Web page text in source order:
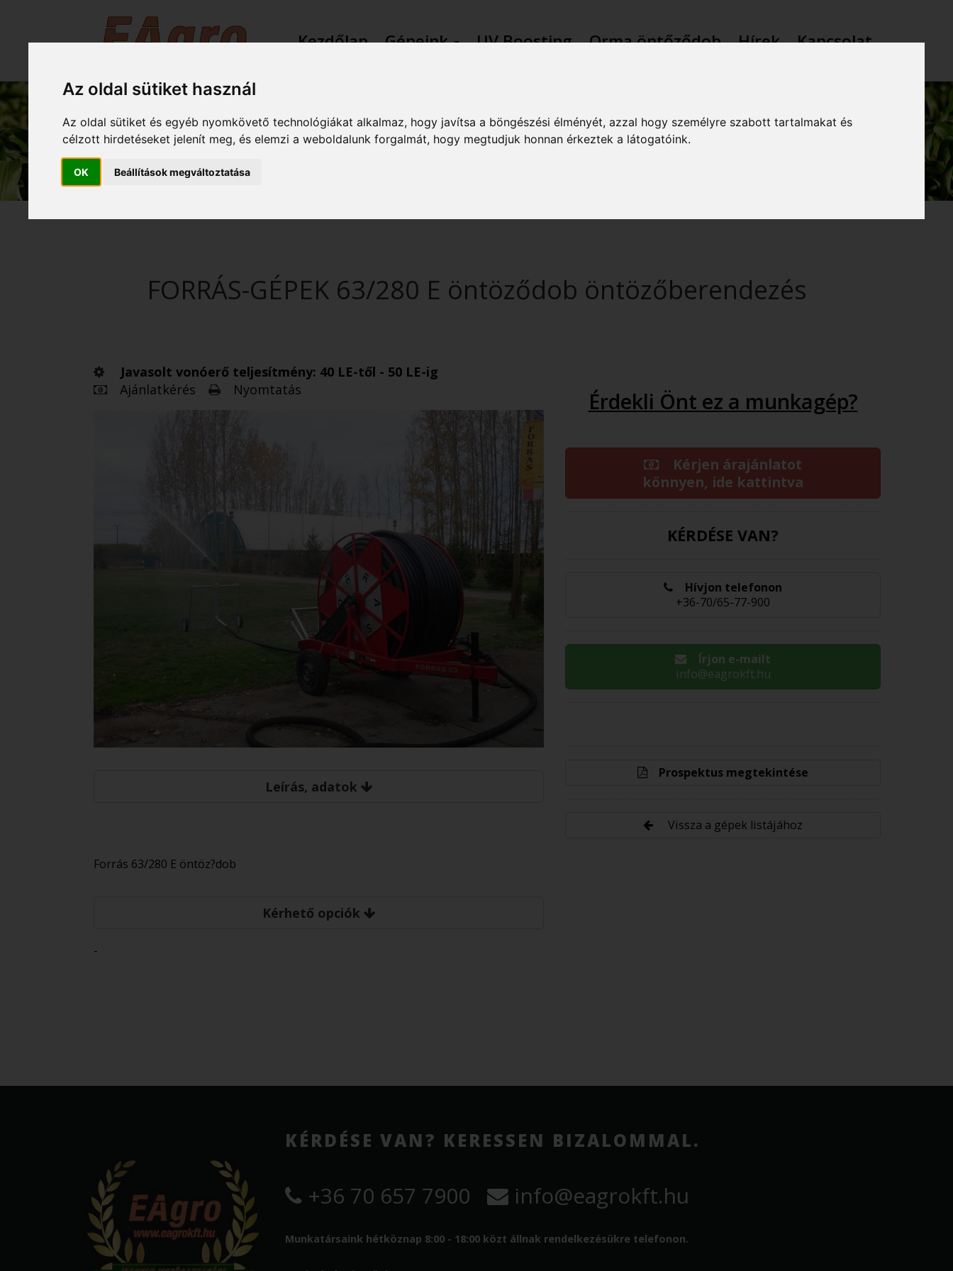
Az oldal sütiket használ
Az oldal sütiket és egyéb nyomkövető technológiákat alkalmaz, hogy javítsa a böngészési élményét, azzal hogy személyre szabott tartalmakat és
célzott hirdetéseket jelenít meg, és elemzi a weboldalunk forgalmát, hogy megtudjuk honnan érkeztek a látogatóink.
OK Beállítások megváltoztatása
Kezdőlap Gépeink UV Boosting Orma öntőződob Hírek Kapcsolat
GÉPEINK
FORRÁS-GÉPEK 63/280 E öntöződob öntözőberendezés
Javasolt vonóerő teljesítmény: 40 LE-től - 50 LE-ig
Ajánlatkérés
Nyomtatás
Leírás, adatok
Forrás 63/280 E öntöz?dob
Kérhető opciók
-
Érdekli Önt ez a munkagép?
Kérjen árajánlatot
könnyen, ide kattintva
KÉRDÉSE VAN?
Hívjon telefonon
+36-70/65-77-900
Írjon e-mailt
info@eagrokft.hu
Prospektus megtekintése
Vissza a gépek listájához
KÉRDÉSE VAN? KERESSEN BIZALOMMAL.
+36 70 657 7900 info@eagrokft.hu
Munkatársaink hétköznap 8:00 - 18:00 közt állnak rendelkezésükre telefonon.